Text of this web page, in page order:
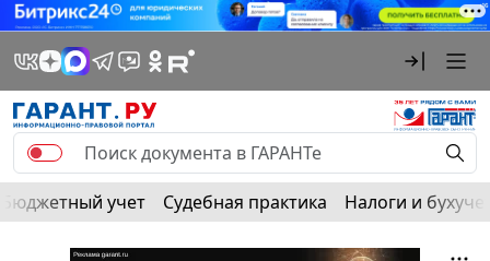
Бюджетный учет Судебная практика Налоги и